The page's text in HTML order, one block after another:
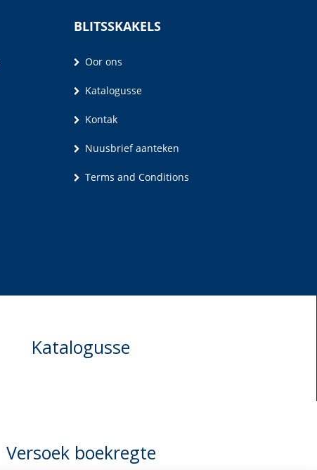
BLITSSKAKELS
Oor ons
Katalogusse
Kontak
Nuusbrief aanteken
Terms and Conditions
Katalogusse
Versoek boekregte